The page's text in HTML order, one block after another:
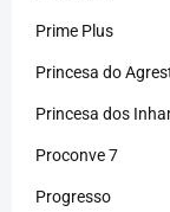
Prime Plus
Princesa do
Princesa dos
Proconve 7
Progresso